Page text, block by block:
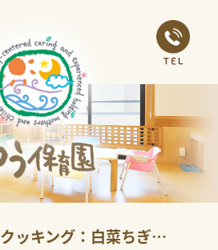
クッキング：白菜ちぎ…